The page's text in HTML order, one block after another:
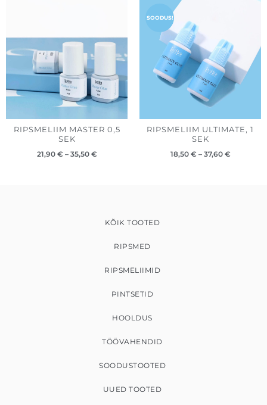
RIPSMELIIM MASTER 0,5
SEK
21,90 € – 35,50 €
SOODUS!
RIPSMELIIM ULTIMATE, 1
SEK
18,50 € – 37,60 €
KÕIK TOOTED
RIPSMED
RIPSMELIIMID
PINTSETID
HOOLDUS
TÖÖVAHENDID
SOODUSTOOTED
UUED TOOTED